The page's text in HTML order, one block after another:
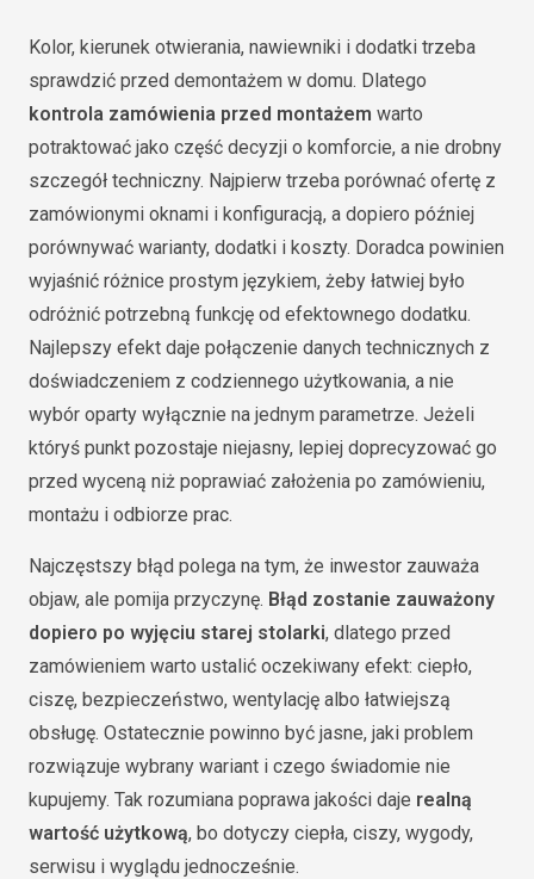
Kolor, kierunek otwierania, nawiewniki i dodatki trzeba
sprawdzić przed demontażem w domu. Dlatego
kontrola zamówienia przed montażem warto
potraktować jako część decyzji o komforcie, a nie drobny
szczegół techniczny. Najpierw trzeba porównać ofertę z
zamówionymi oknami i konfiguracją, a dopiero później
porównywać warianty, dodatki i koszty. Doradca powinien
wyjaśnić różnice prostym językiem, żeby łatwiej było
odróżnić potrzebną funkcję od efektownego dodatku.
Najlepszy efekt daje połączenie danych technicznych z
doświadczeniem z codziennego użytkowania, a nie
wybór oparty wyłącznie na jednym parametrze. Jeżeli
któryś punkt pozostaje niejasny, lepiej doprecyzować go
przed wyceną niż poprawiać założenia po zamówieniu,
montażu i odbiorze prac.
Najczęstszy błąd polega na tym, że inwestor zauważa
objaw, ale pomija przyczynę. Błąd zostanie zauważony
dopiero po wyjęciu starej stolarki, dlatego przed
zamówieniem warto ustalić oczekiwany efekt: ciepło,
ciszę, bezpieczeństwo, wentylację albo łatwiejszą
obsługę. Ostatecznie powinno być jasne, jaki problem
rozwiązuje wybrany wariant i czego świadomie nie
kupujemy. Tak rozumiana poprawa jakości daje realną
wartość użytkową, bo dotyczy ciepła, ciszy, wygody,
serwisu i wyglądu jednocześnie.